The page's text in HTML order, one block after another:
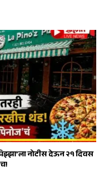
नोटीस देऊन २१ दिवस